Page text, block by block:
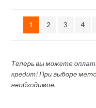
1 2 3 4
Теперь вы можете
кредит! При выборе
необходимое.